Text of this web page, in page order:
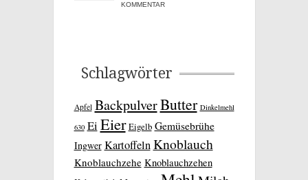
KOMMENTAR
Schlagwörter
Apfel BackpulverButter Dinkelmehl
630 Ei Eier Eigelb Gemüsebrühe
Ingwer Kartoffeln Knoblauch
Knoblauchzehe Knoblauchzehen